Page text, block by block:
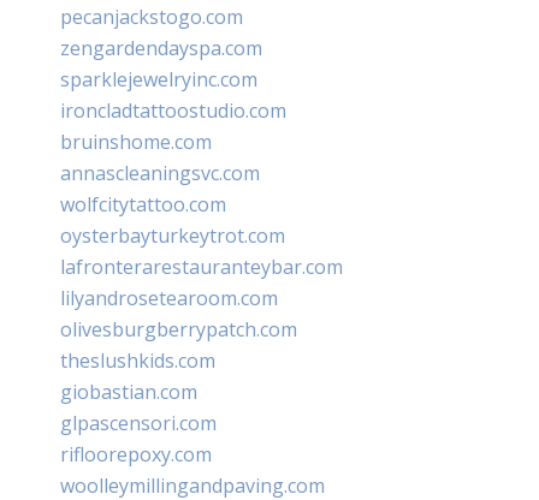
pecanjackstogo.com
zengardendayspa.com
sparklejewelryinc.com
ironcladtattoostudio.com
bruinshome.com
annascleaningsvc.com
wolfcitytattoo.com
oysterbayturkeytrot.com
lafronterarestauranteybar.com
lilyandrosetearoom.com
olivesburgberrypatch.com
theslushkids.com
giobastian.com
glpascensori.com
rifloorepoxy.com
woolleymillingandpaving.com